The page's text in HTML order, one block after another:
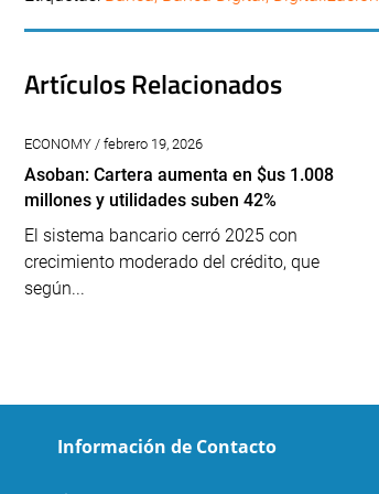
Artículos Relacionados
ECONOMY / febrero 19, 2026
Asoban: Cartera aumenta en $us 1.008
millones y utilidades suben 42%
El sistema bancario cerró 2025 con
crecimiento moderado del crédito, que
según...
Información de Contacto